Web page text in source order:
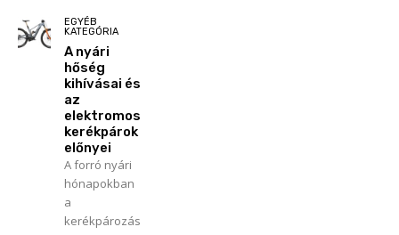
EGYÉB
KATEGÓRIA
A nyári
hőség
kihívásai és
az
elektromos
kerékpárok
előnyei
A forró nyári
hónapokban
a
kerékpározás